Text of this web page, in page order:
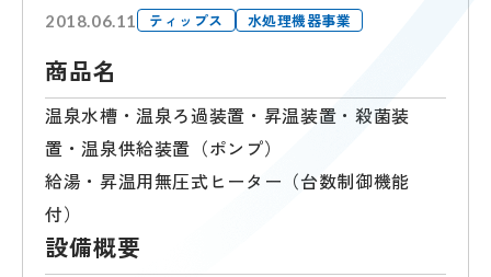
2018.06.11 ティップス 水処理機器事業
商品名
温泉水槽・温泉ろ過装置・昇温装置・殺菌装
置・温泉供給装置（ポンプ）
給湯・昇温用無圧式ヒーター（台数制御機能
付）
設備概要